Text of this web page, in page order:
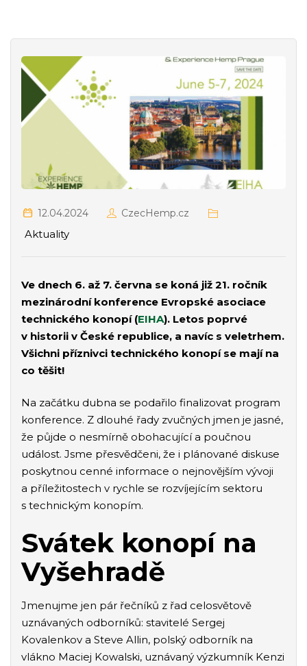
12.04.2024 CzecHemp.cz
Aktuality
Ve dnech 6. až 7. června se koná již 21. ročník
mezinárodní konference Evropské asociace
technického konopí (EIHA). Letos poprvé
v historii v České republice, a navíc s veletrhem.
Všichni příznivci technického konopí se mají na
co těšit!
Na začátku dubna se podařilo finalizovat program
konference. Z dlouhé řady zvučných jmen je jasné,
že půjde o nesmírně obohacující a poučnou
událost. Jsme přesvědčeni, že i plánované diskuse
poskytnou cenné informace o nejnovějším vývoji
a příležitostech v rychle se rozvíjejícím sektoru
s technickým konopím.
Svátek konopí na
Vyšehradě
Jmenujme jen pár řečníků z řad celosvětově
uznávaných odborníků: stavitelé Sergej
Kovalenkov a Steve Allin, polský odborník na
vlákno Maciej Kowalski, uznávaný výzkumník Kenzi